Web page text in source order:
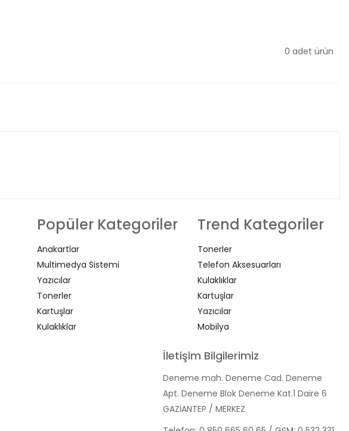
0 adet ürün
Popüler Kategoriler
Anakartlar
Multimedya Sistemi
Yazıcılar
Tonerler
Kartuşlar
Kulaklıklar
Trend Kategoriler
Tonerler
Telefon Aksesuarları
Kulaklıklar
Kartuşlar
Yazıcılar
Mobilya
İletişim Bilgilerimiz
Deneme mah. Deneme Cad. Deneme
Apt. Deneme Blok Deneme Kat.1 Daire 6
GAZİANTEP / MERKEZ